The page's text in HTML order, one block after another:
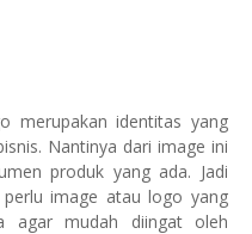
merupakan identitas yang
Nantinya dari image ini
produk yang ada. Jadi
image atau logo yang
agar mudah diingat oleh